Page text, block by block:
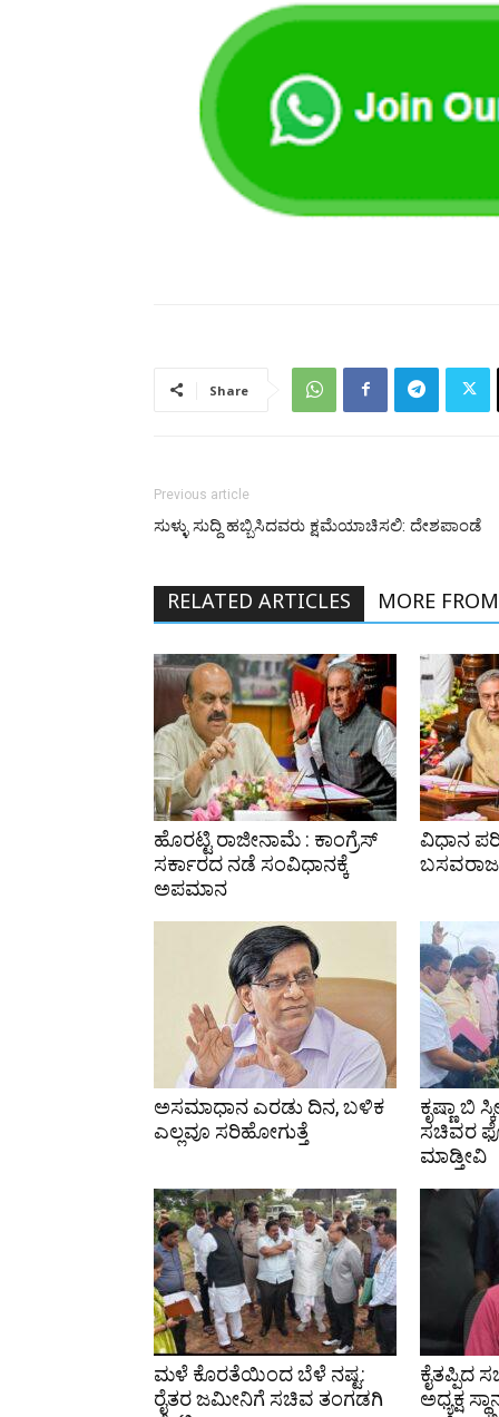
Share
Previous article
ಸುಳ್ಳು ಸುದ್ದಿ ಹಬ್ಬಿಸಿದವರು ಕ್ಷಮೆಯಾಚಿಸಲಿ: ದೇಶಪಾಂಡೆ
RELATED ARTICLES MORE
ಹೊರಟ್ಟಿ ರಾಜೀನಾಮೆ : ಕಾಂಗ್ರೆಸ್
ಸರ್ಕಾರದ ನಡೆ ಸಂವಿಧಾನಕ್ಕೆ
ಅಪಮಾನ
ವಿಧಾನ
ಬಸವರಾಜ
ಅಸಮಾಧಾನ ಎರಡು ದಿನ, ಬಳಿಕ
ಎಲ್ಲವೂ ಸರಿಹೋಗುತ್ತೆ
ಕೃಷ್ಣಾ ಬಿ
ಸಚಿವರ
ಮಾಡ್ತೀವಿ
ಮಳೆ ಕೊರತೆಯಿಂದ ಬೆಳೆ ನಷ್ಟ:
ರೈತರ ಜಮೀನಿಗೆ ಸಚಿವ ತಂಗಡಗಿ
ಕೈತಪ್ಪಿದ
ಅಧ್ಯಕ್ಷ